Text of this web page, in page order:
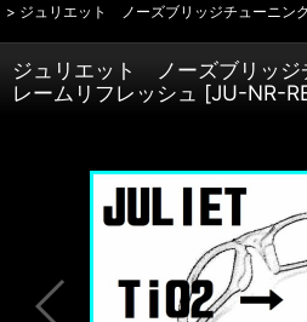
> ジュリエット ノーズブリッジチューニン
ジュリエット ノーズブリッジ
レームリフレッシュ [JU-NR-